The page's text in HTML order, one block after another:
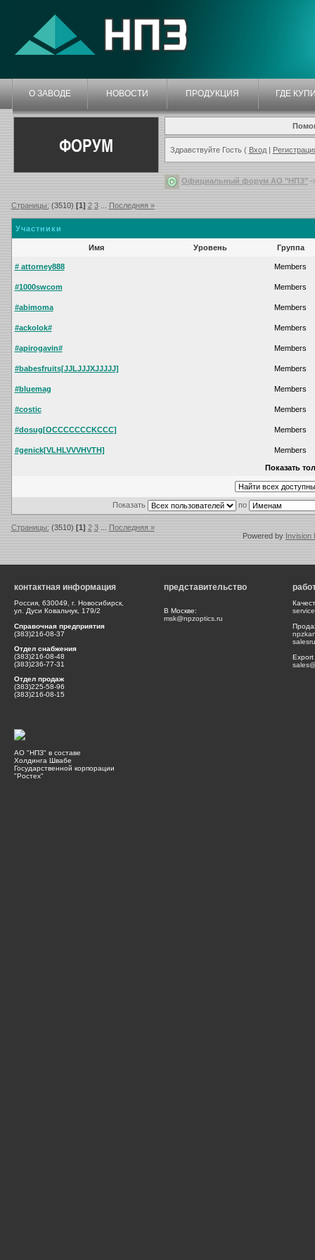
О ЗАВОДЕ НОВОСТИ ПРОДУКЦИЯ ГДЕ
ФОРУМ Здравствуйте Гость ( Вход|
Официальный форум АО "НПЗ"-
Страницы: (3510) [1] 2 3... Последняя »
Участники
Имя Уровень Группа
# attorney888 Members
#1000swcom Members
#abimoma Members
#ackolok# Members
#apirogavin# Members
#babesfruits[JJLJJJXJJJJJ] Members
#bluemag Members
#costic Members
#dosug[OCCCCCCCKCCC] Members
#genick[VLHLVVVHVTH] Members
Показать
Показать по
Страницы: (3510) [1] 2 3...
Последняя »
Powered by Invision
контактная информация
Россия, 630049, г. Новосибирск,
ул. Дуси Ковальчук, 179/2
Справочная предприятия
(383)216-08-37
Отдел снабжения
(383)216-08-48
(383)236-77-31
Отдел продаж
(383)225-58-96
(383)216-08-15
представительство
В Москве:
msk@npzoptics.ru
АО "НПЗ" в составе
Холдинга Швабе
Государственной корпорации
"Ростех"